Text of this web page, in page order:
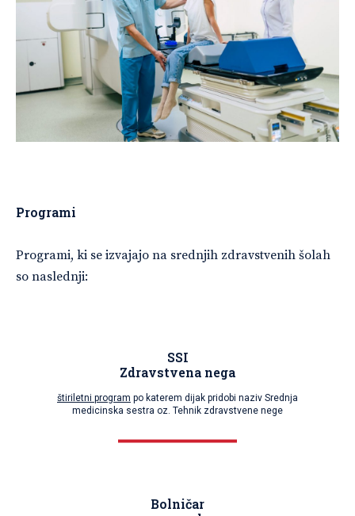
Programi
Programi, ki se izvajajo na srednjih zdravstvenih šolah
so naslednji:
SSI
Zdravstvena nega
štiriletni program po katerem dijak pridobi naziv Srednja
medicinska sestra oz. Tehnik zdravstvene nege
Bolničar